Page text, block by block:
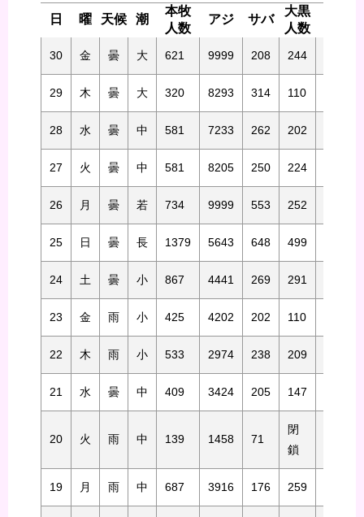
日 曜 天候 潮
本牧
人数
アジ サバ
大黒
人数
30 金 曇 大 621 9999 208 244
29 木 曇 大 320 8293 314 110
28 水 曇 中 581 7233 262 202
27 火 曇 中 581 8205 250 224
26 月 曇 若 734 9999 553 252
25 日 曇 長 1379 5643 648 499
24 土 曇 小 867 4441 269 291
23 金 雨 小 425 4202 202 110
22 木 雨 小 533 2974 238 209
21 水 曇 中 409 3424 205 147
20 火 雨 中 139 1458 71
閉
鎖
19 月 雨 中 687 3916 176 259